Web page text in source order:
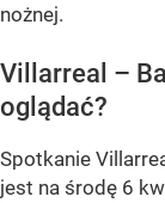
nożnej.
Villarreal –
oglądać?
Spotkanie
jest na środę 6